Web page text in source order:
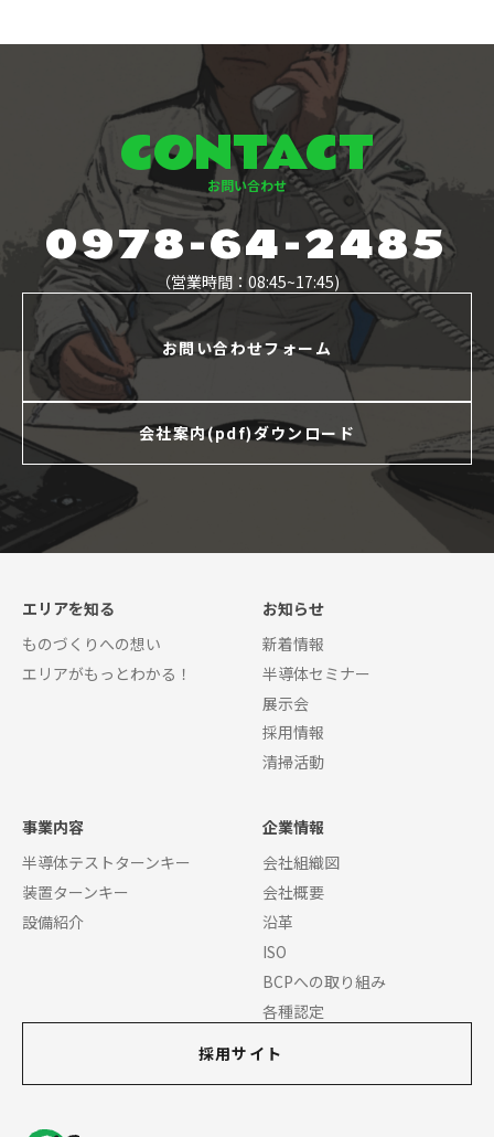
CONTACT
お問い合わせ
0978-64-2485
（営業時間：08:45~17:45)
お問い合わせフォーム
会社案内(pdf)ダウンロード
エリアを知る
ものづくりへの想い
エリアがもっとわかる！
お知らせ
新着情報
半導体セミナー
展示会
採用情報
清掃活動
事業内容
半導体テストターンキー
装置ターンキー
設備紹介
企業情報
会社組織図
会社概要
沿革
ISO
BCPへの取り組み
各種認定
採用サイト